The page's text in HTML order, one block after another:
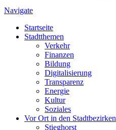
Navigate
Startseite
Stadtthemen
Verkehr
Finanzen
Bildung
Digitalisierung
Transparenz
Energie
Kultur
Soziales
Vor Ort in den Stadtbezirken
Stieghorst